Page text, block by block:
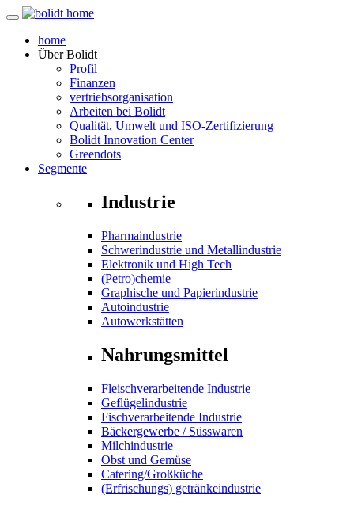
home
ÜberBolidt
Profil
Finanzen
vertriebsorganisation
Arbeiten bei Bolidt
Qualität, Umwelt und ISO-Zertifizierung
Bolidt Innovation Center
Greendots
Segmente
Industrie
Pharmaindustrie
Schwerindustrie und Metallindustrie
Elektronik und High Tech
(Petro)chemie
Graphische und Papierindustrie
Autoindustrie
Autowerkstätten
Nahrungsmittel
Fleischverarbeitende Industrie
Geflügelindustrie
Fischverarbeitende Industrie
Bäckergewerbe / Süsswaren
Milchindustrie
Obst und Gemüse
Catering/Großküche
(Erfrischungs) getränkeindustrie